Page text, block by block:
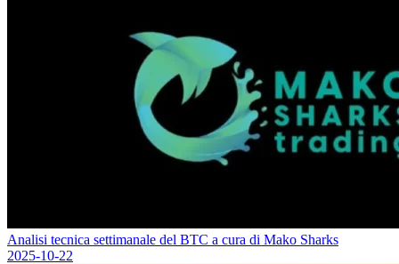
Analisi tecnica settimanale del BTC a cura di Mako Sharks
2025-10-22